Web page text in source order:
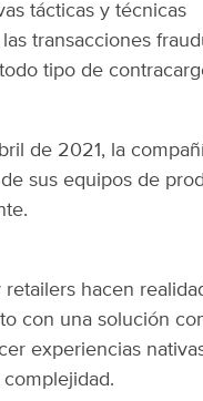
tácticas y técnicas
transacciones
tipo de
de 2021, la
sus equipos de
retailers hacen
con una solución
experiencias